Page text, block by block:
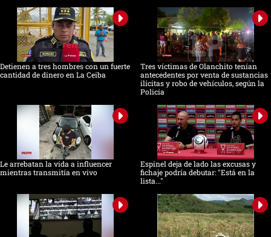
Detienen a tres hombres con un fuerte
cantidad de dinero en La Ceiba
Tres víctimas de Olanchito tenían
antecedentes por venta de sustancias
ilícitas y robo de vehículos, según la
Policía
Le arrebatan la vida a influencer
mientras transmitía en vivo
Espinel deja de lado las excusas y
fichaje podría debutar: "Está en la
lista..."